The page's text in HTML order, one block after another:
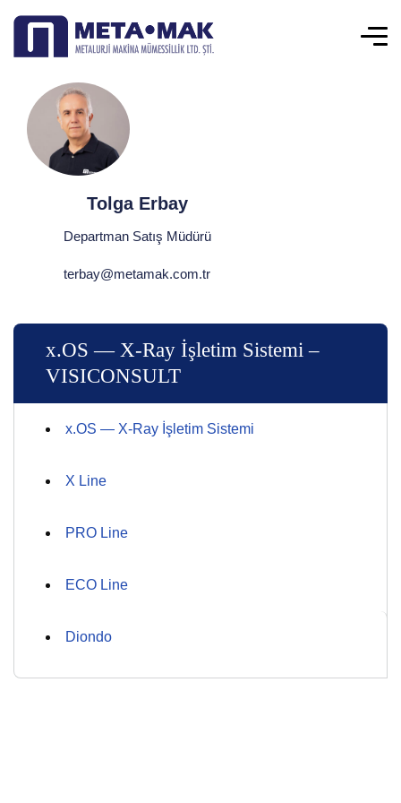
Tolga Erbay
Departman Satış Müdürü
terbay@metamak.com.tr
x.OS — X-Ray İşletim Sistemi –
VISICONSULT
x.OS — X-Ray İşletim Sistemi
X Line
PRO Line
ECO Line
Diondo